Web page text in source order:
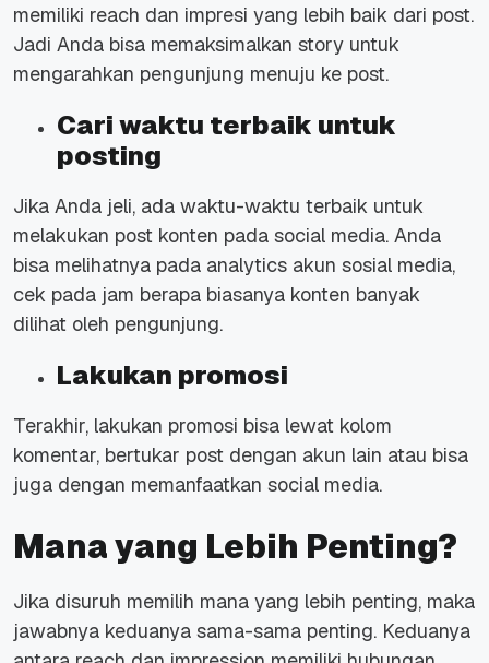
memiliki reach dan impresi yang lebih baik dari post.
Jadi Anda bisa memaksimalkan story untuk
mengarahkan pengunjung menuju ke post.
Cari waktu terbaik untuk
posting
Jika Anda jeli, ada waktu-waktu terbaik untuk
melakukan post konten pada social media. Anda
bisa melihatnya pada analytics akun sosial media,
cek pada jam berapa biasanya konten banyak
dilihat oleh pengunjung.
Lakukan promosi
Terakhir, lakukan promosi bisa lewat kolom
komentar, bertukar post dengan akun lain atau bisa
juga dengan memanfaatkan social media.
Mana yang Lebih Penting?
Jika disuruh memilih mana yang lebih penting, maka
jawabnya keduanya sama-sama penting. Keduanya